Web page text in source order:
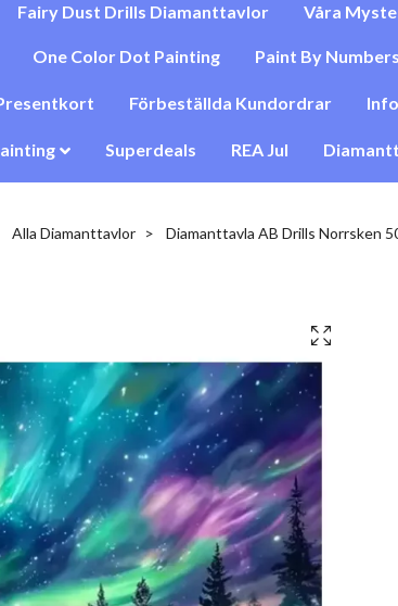
Fairy Dust Drills Diamanttavlor Våra
One Color Dot Painting Paint By Numbers
Förbeställda Kundordrar
Superdeals REA Jul
Alla Diamanttavlor Diamanttavla AB Drills Norrsken